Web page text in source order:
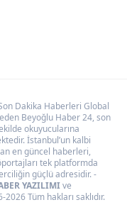
Dakika Haberleri Global
Beyoğlu Haber 24, son
okuyucularına
İstanbul’un kalbi
en güncel haberleri,
tek platformda
güçlü adresidir. -
YAZILIMIve
Tüm hakları saklıdır.